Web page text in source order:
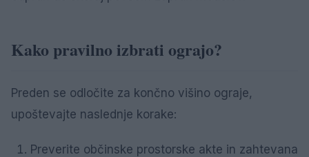
Kako pravilno izbrati ograjo?
Preden se odločite za končno višino ograje,
upoštevajte naslednje korake:
Preverite občinske prostorske akte in zahtevana